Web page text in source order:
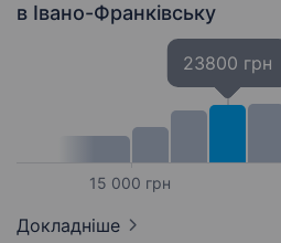
в Івано-Франківську
15 000 грн
23800 грн
Докладніше